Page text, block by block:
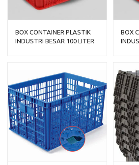
BOX CONTAINER PLASTIK
INDUSTRI BESAR 100 LITER
BOX